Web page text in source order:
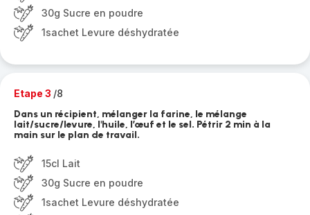
30g Sucre en poudre
1sachet Levure déshydratée
Etape 3 /8
Dans un récipient, mélanger la farine, le mélange
lait/sucre/levure, l'huile, l’œuf et le sel. Pétrir 2 min à la
main sur le plan de travail.
15cl Lait
30g Sucre en poudre
1sachet Levure déshydratée